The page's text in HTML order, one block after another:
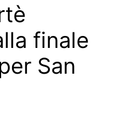
finale
San